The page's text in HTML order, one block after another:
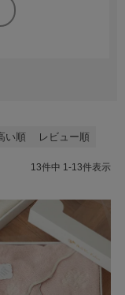
い
です。
い順 レビュー順
13件中 1-13件表示